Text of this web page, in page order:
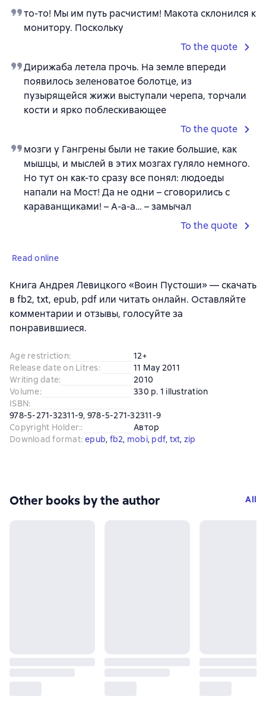
то-то! Мы им путь расчистим! Макота склонился к
монитору. Поскольку
To the quote
Дирижаба летела прочь. На земле впереди
появилось зеленоватое болотце, из
пузырящейся жижи выступали черепа, торчали
кости и ярко поблескивающее
To the quote
мозги у Гангрены были не такие большие, как
мышцы, и мыслей в этих мозгах гуляло немного.
Но тут он как-то сразу все понял: людоеды
напали на Мост! Да не одни – сговорились с
караванщиками! – А-а-а… – замычал
To the quote
Read online
Книга Андрея Левицкого «Воин Пустоши» — скачать
в fb2, txt, epub, pdf или читать онлайн. Оставляйте
комментарии и отзывы, голосуйте за
понравившиеся.
Age restriction:
12+
Release date on Litres:
11 May 2011
Writing date:
2010
Volume:
330 p. 1 illustration
ISBN:
978-5-271-32311-9, 978-5-271-32311-9
Copyright Holder::
Автор
Download format: epub, fb2, mobi, pdf, txt, zip
Other books by the author All